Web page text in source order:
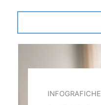
INFOGRAFICHE